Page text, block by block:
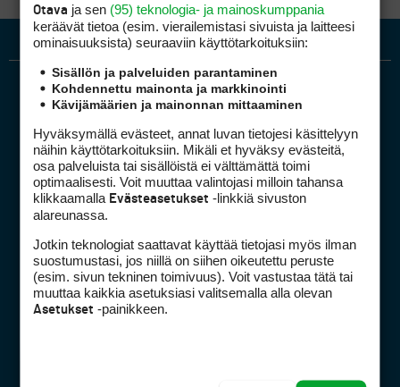
Golfpiste mediakortti
Golfpisteen yhteystiedot
DSA avoimuusraportti
Asiakaspalvelu
Otava ja sen (95) teknologia- ja mainoskumppania
keräävät tietoa (esim. vierailemis­tasi sivuista ja laitteesi
ominaisuuk­sista) seuraaviin käyttötarkoituksiin:
Sisällön ja palveluiden parantaminen
Kohdennettu mainonta ja markkinointi
Kävijämäärien ja mainonnan mittaaminen
Hyväksymällä evästeet, annat luvan tietojesi käsittelyyn
näihin käyttötarkoituksiin. Mikäli et hyväksy evästeitä,
osa palveluista tai sisällöistä ei välttämättä toimi
optimaalisesti. Voit muuttaa valintojasi milloin tahansa
klikkaamalla Evästeasetukset -linkkiä sivuston
alareunassa.
Jotkin teknologiat saattavat käyttää tietojasi myös ilman
suostumustasi, jos niillä on siihen oikeutettu peruste
(esim. sivun tekninen toimivuus). Voit vastustaa tätä tai
muuttaa kaikkia asetuksiasi valitsemalla alla olevan
Asetukset -painikkeen.